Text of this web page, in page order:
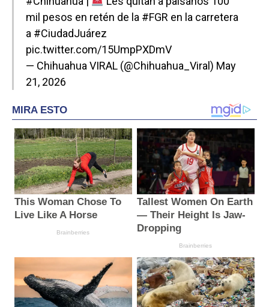
mil pesos en retén de la #FGR en la carretera
a #CiudadJuárez
pic.twitter.com/15UmpPXDmV
— Chihuahua VIRAL (@Chihuahua_Viral) May
21, 2026